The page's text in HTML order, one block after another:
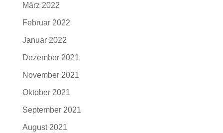
März 2022
Februar 2022
Januar 2022
Dezember 2021
November 2021
Oktober 2021
September 2021
August 2021